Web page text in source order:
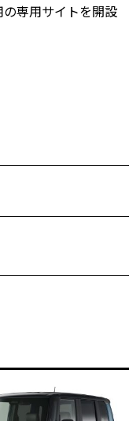
専用サイトを開設